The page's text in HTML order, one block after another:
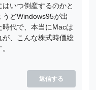
いつ倒産するのかと
うどWindows95が出
代で、本当にMacは
、こんな株式時価総
返信する